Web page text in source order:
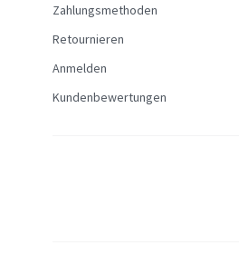
Zahlungsmethoden
Retournieren
Anmelden
Kundenbewertungen